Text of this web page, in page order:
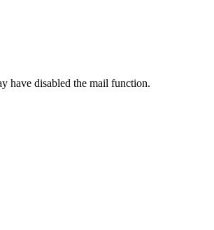
have disabled the mail function.